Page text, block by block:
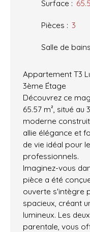
Surface :
Pièces : 3
Salle de bains
Appartement T3
3ème Étage
Découvrez ce
65.57 m², situé
moderne
allie élégance et
de vie idéal pour
professionnels.
Imaginez-vous
pièce a été
ouverte s'intègre
spacieux, créant
lumineux. Les
parentale, vous